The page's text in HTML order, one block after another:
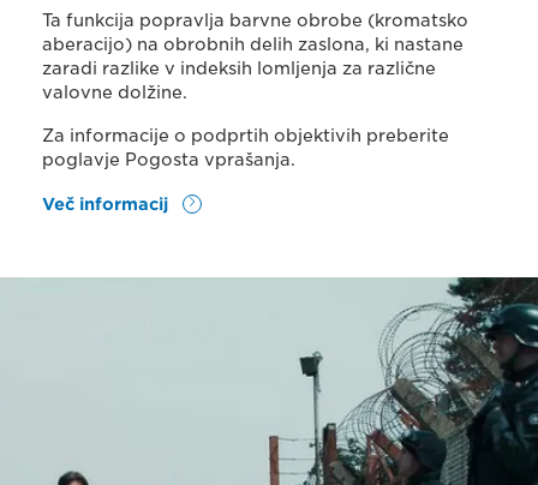
Ta funkcija popravlja barvne obrobe (kromatsko
aberacijo) na obrobnih delih zaslona, ki nastane
zaradi razlike v indeksih lomljenja za različne
valovne dolžine.
Za informacije o podprtih objektivih preberite
poglavje Pogosta vprašanja.
Več informacij